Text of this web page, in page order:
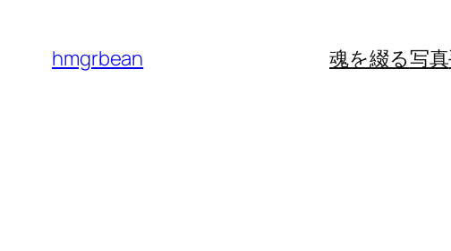
hmgrbean 魂を綴る写真